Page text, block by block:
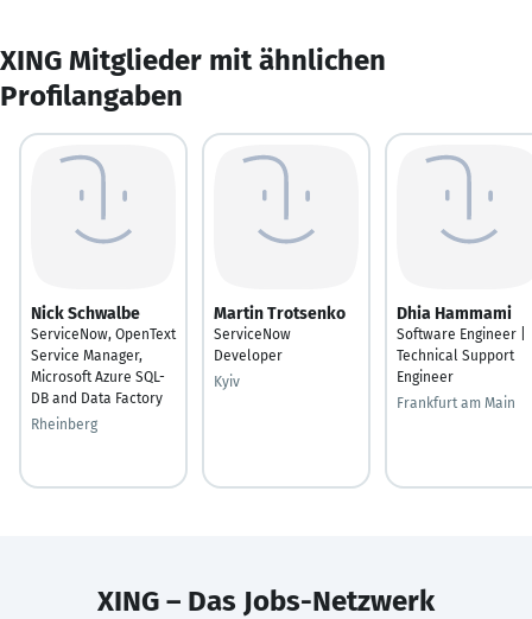
XING Mitglieder mit ähnlichen
Profilangaben
Nick Schwalbe
ServiceNow, OpenText
Service Manager,
Microsoft Azure SQL-
DB and Data Factory
Rheinberg
Martin Trotsenko
ServiceNow
Developer
Kyiv
Dhia Hammami
Software Engineer |
Technical Support
Engineer
Frankfurt am Main
XING – Das Jobs-Netzwerk